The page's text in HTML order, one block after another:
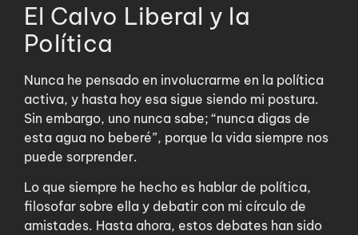
El Calvo Liberal y la
Política
Nunca he pensado en involucrarme en la política
activa, y hasta hoy esa sigue siendo mi postura.
Sin embargo, uno nunca sabe; “nunca digas de
esta agua no beberé”, porque la vida siempre nos
puede sorprender.
Lo que siempre he hecho es hablar de política,
filosofar sobre ella y debatir con mi círculo de
amistades. Hasta ahora, estos debates han sido